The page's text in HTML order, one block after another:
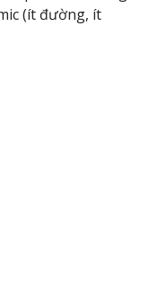
(ít đường, ít